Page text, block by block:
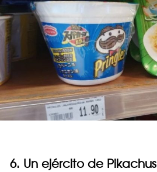
6. Un ejército de Pikachus